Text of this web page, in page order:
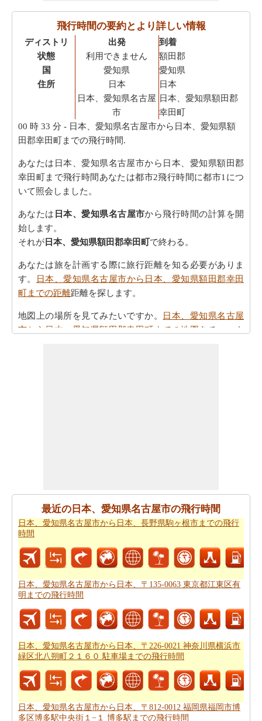
飛行時間の要約とより詳しい情報
ディストリ
状態
国
住所
出発
利用できません
愛知県
日本
日本、愛知県名古屋
市
到着
額田郡
愛知県
日本
日本、愛知県額田郡
幸田町
00 時 33 分 - 日本、愛知県名古屋市から日本、愛知県額
田郡幸田町までの飛行時間.
あなたは日本、愛知県名古屋市から日本、愛知県額田郡
幸田町まで飛行時間あなたは都市2飛行時間に都市1につ
いて照会しました。
あなたは 日本、愛知県名古屋市から飛行時間の計算を開
始します。
それが 日本、愛知県額田郡幸田町で終わる。
あなたは旅を計画する際に旅行距離を知る必要がありま
す。
日本、愛知県名古屋市から日本、愛知県額田郡幸田
町までの距離距離を探します。
地図上の場所を見てみたいですか。
日本、愛知県名古屋
市から日本、愛知県額田郡幸田町までの地図 をチェック
すべてのより良い計画にポイントするために必要な最も
重要なご旅行の要約を取得しますか。ここに - 旅行は日
本、愛知県名古屋市がら日本、愛知県額田郡幸田町か
ら。あなたは自分でより良い
日本、愛知県額田郡幸田町までの旅行 を計画するのに役
立ちます。
道路の旅の代わりに、長い旅のための飛行を好むだろ
知県額田郡幸田町までの飛行距離を知ることが重要で
す。
あなたは未知の街にしようとしている場合、その場所内
のルートを知ることが不可欠です。このルートプランナ
ーは、あなたの旅のでの中間点と一緒にあなた日本、愛
ルートプランを与える。
最近の日本、愛知県名古屋市の飛行時間
日本、愛知県名古屋市から日本、長野県駒ヶ根市までの飛行
時間
日本、愛知県名古屋市から日本、〒135-0063 東京都江東区有
明までの飛行時間
日本、愛知県名古屋市から日本、〒226-0021 神奈川県横浜市
緑区北八朔町２１６０ 駐車場までの飛行時間
日本、愛知県名古屋市から日本、〒812-0012 福岡県福岡市博
多区博多駅中央街１−１ 博多駅までの飛行時間